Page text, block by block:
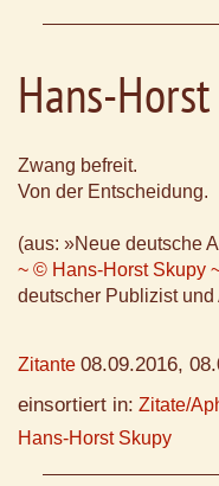
Hans-
Zwang befreit.
Von der Entscheidung.
(aus: »Neue deutsche
~ © Hans-Horst Skupy
deutscher Publizist
Zitante 08.09.2016,
einsortiert in: Zitate/
Hans-Horst Skupy